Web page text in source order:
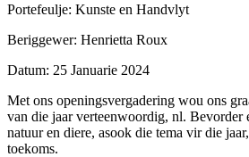
Portefeulje: Kunste en Handvlyt
Beriggewer: Henrietta Roux
Datum: 25 Januarie 2024
Met ons openingsvergadering wou ons
van die jaar verteenwoordig, nl. Bevorder
natuur en diere, asook die tema vir die
toekoms.